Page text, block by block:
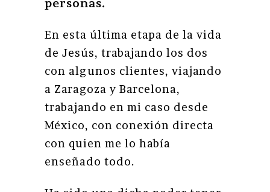
personas.
En esta última etapa de la vida
de Jesús, trabajando los dos
con algunos clientes, viajando
a Zaragoza y Barcelona,
trabajando en mi caso desde
México, con conexión directa
con quien me lo había
enseñado todo.